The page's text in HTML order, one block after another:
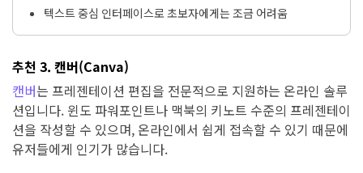
텍스트 중심 인터페이스로 초보자에게는 조금 어려움
추천 3. 캔버(Canva)
캔버는 프레젠테이션 편집을 전문적으로 지원하는 온라인 솔루
션입니다. 윈도 파워포인트나 맥북의 키노트 수준의 프레젠테이
션을 작성할 수 있으며, 온라인에서 쉽게 접속할 수 있기 때문에
유저들에게 인기가 많습니다.